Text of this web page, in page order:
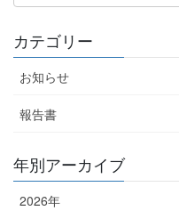
カテゴリー
お知らせ
報告書
年別アーカイブ
2026年